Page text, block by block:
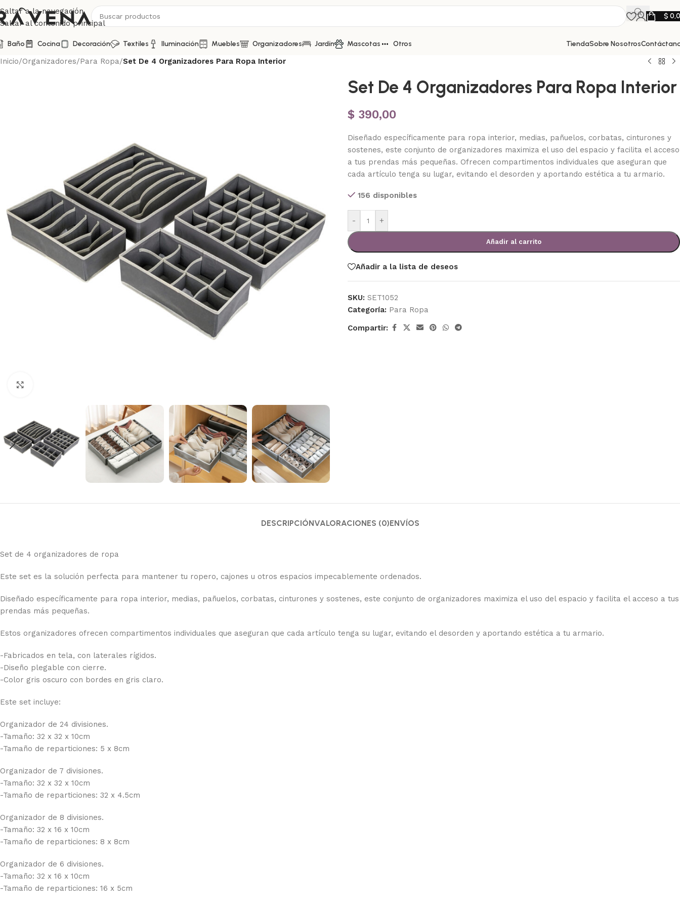
Saltar a la navegación
Saltar al contenido principal
$
Baño Cocina Decoración Textiles Iluminación Muebles Organizadores Jardín Mascotas Otros TiendaSobre Nosotros
Inicio/Organizadores/Para Ropa/Set De 4 Organizadores Para Ropa Interior
Set De 4 Organizadores Para Ropa Interior
$ 390,00
Diseñado específicamente para ropa interior, medias, pañuelos, corbatas, cinturones y
sostenes, este conjunto de organizadores maximiza el uso del espacio y facilita el acceso
a tus prendas más pequeñas. Ofrecen compartimentos individuales que aseguran que
cada artículo tenga su lugar, evitando el desorden y aportando estética a tu armario.
156 disponibles
- +
Añadir al carrito
Añadir a la lista de deseos
SKU: SET1052
Categoría: Para Ropa
Compartir:
DESCRIPCIÓNVALORACIONES (0)ENVÍOS
Set de 4 organizadores de ropa
Este set es la solución perfecta para mantener tu ropero, cajones u otros espacios impecablemente ordenados.
Diseñado específicamente para ropa interior, medias, pañuelos, corbatas, cinturones y sostenes, este conjunto de organizadores maximiza el uso del espacio y facilita el acceso a tus
prendas más pequeñas.
Estos organizadores ofrecen compartimentos individuales que aseguran que cada artículo tenga su lugar, evitando el desorden y aportando estética a tu armario.
-Fabricados en tela, con laterales rígidos.
-Diseño plegable con cierre.
-Color gris oscuro con bordes en gris claro.
Este set incluye:
Organizador de 24 divisiones.
-Tamaño: 32 x 32 x 10cm
-Tamaño de reparticiones: 5 x 8cm
Organizador de 7 divisiones.
-Tamaño: 32 x 32 x 10cm
-Tamaño de reparticiones: 32 x 4.5cm
Organizador de 8 divisiones.
-Tamaño: 32 x 16 x 10cm
-Tamaño de reparticiones: 8 x 8cm
Organizador de 6 divisiones.
-Tamaño: 32 x 16 x 10cm
-Tamaño de reparticiones: 16 x 5cm